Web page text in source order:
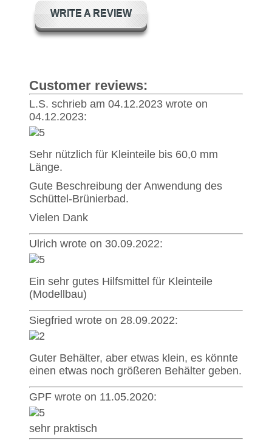
WRITE A REVIEW
Customer reviews:
L.S. schrieb am 04.12.2023 wrote on
04.12.2023:
Sehr nützlich für Kleinteile bis 60,0 mm
Länge.
Gute Beschreibung der Anwendung des
Schüttel-Brünierbad.
Vielen Dank
Ulrich wrote on 30.09.2022:
Ein sehr gutes Hilfsmittel für Kleinteile
(Modellbau)
Siegfried wrote on 28.09.2022:
Guter Behälter, aber etwas klein, es könnte
einen etwas noch größeren Behälter geben.
GPF wrote on 11.05.2020:
sehr praktisch